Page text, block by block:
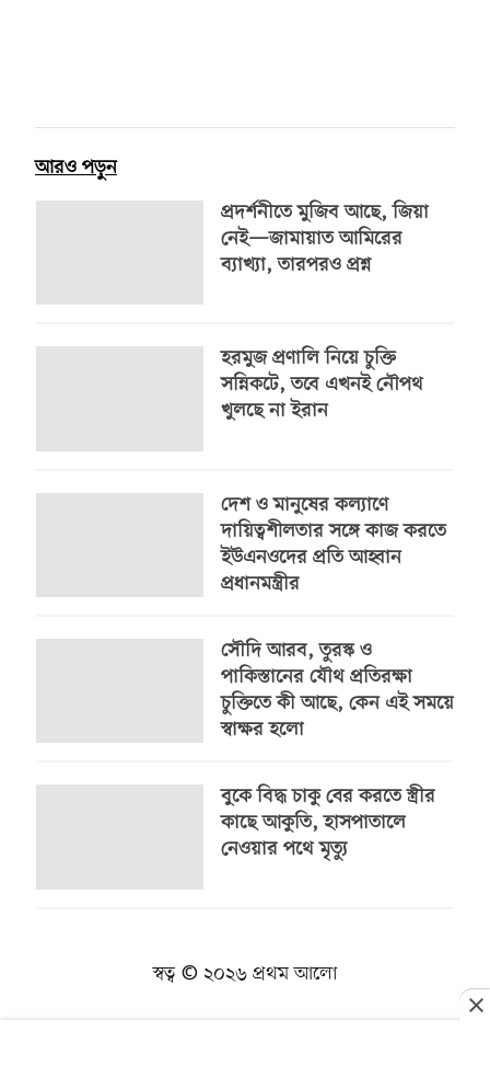
আরও পড়ুন
প্রদর্শনীতে মুজিব আছে, জিয়া
নেই—জামায়াত আমিরের
ব্যাখ্যা, তারপরও প্রশ্ন
হরমুজ প্রণালি নিয়ে চুক্তি
সন্নিকটে, তবে এখনই নৌপথ
খুলছে না ইরান
দেশ ও মানুষের কল্যাণে
দায়িত্বশীলতার সঙ্গে কাজ করতে
ইউএনওদের প্রতি আহ্বান
প্রধানমন্ত্রীর
সৌদি আরব, তুরস্ক ও
পাকিস্তানের যৌথ প্রতিরক্ষা
চুক্তিতে কী আছে, কেন এই সময়ে
স্বাক্ষর হলো
বুকে বিদ্ধ চাকু বের করতে স্ত্রীর
কাছে আকুতি, হাসপাতালে
নেওয়ার পথে মৃত্যু
স্বত্ব © ২০২৬ প্রথম আলো